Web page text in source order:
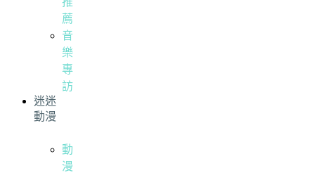
薦
音
樂
專
訪
迷迷
動漫
動
漫